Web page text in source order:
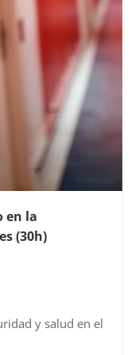
en la
(30h)
y salud en el